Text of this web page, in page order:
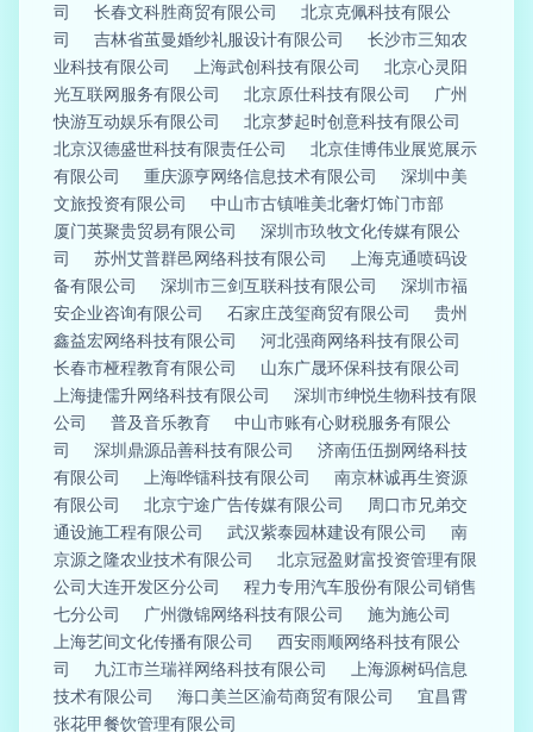
司
长春文科胜商贸有限公司
北京克佩科技有限公
司
吉林省茧曼婚纱礼服设计有限公司
长沙市三知农
业科技有限公司
上海武创科技有限公司
北京心灵阳
光互联网服务有限公司
北京原仕科技有限公司
广州
快游互动娱乐有限公司
北京梦起时创意科技有限公司
北京汉德盛世科技有限责任公司
北京佳博伟业展览展示
有限公司
重庆源亨网络信息技术有限公司
深圳中美
文旅投资有限公司
中山市古镇唯美北奢灯饰门市部
厦门英聚贵贸易有限公司
深圳市玖牧文化传媒有限公
司
苏州艾普群邑网络科技有限公司
上海克通喷码设
备有限公司
深圳市三剑互联科技有限公司
深圳市福
安企业咨询有限公司
石家庄茂玺商贸有限公司
贵州
鑫益宏网络科技有限公司
河北强商网络科技有限公司
长春市桠程教育有限公司
山东广晟环保科技有限公司
上海捷儒升网络科技有限公司
深圳市绅悦生物科技有限
公司
普及音乐教育
中山市账有心财税服务有限公
司
深圳鼎源品善科技有限公司
济南伍伍捌网络科技
有限公司
上海哗镭科技有限公司
南京林诚再生资源
有限公司
北京宁途广告传媒有限公司
周口市兄弟交
通设施工程有限公司
武汉紫泰园林建设有限公司
南
京源之隆农业技术有限公司
北京冠盈财富投资管理有限
公司大连开发区分公司
程力专用汽车股份有限公司销售
七分公司
广州微锦网络科技有限公司
施为施公司
上海艺间文化传播有限公司
西安雨顺网络科技有限公
司
九江市兰瑞祥网络科技有限公司
上海源树码信息
技术有限公司
海口美兰区渝苟商贸有限公司
宜昌霄
张花甲餐饮管理有限公司